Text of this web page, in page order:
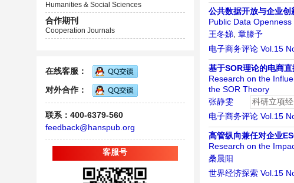
Humanities & Social Sciences
合作期刊
Cooperation Journals
在线客服：
对外合作：
联系：400-6379-560
feedback@hanspub.org
客服号
公共数据开放与企业
Public Data
王冬娣, 章滕予
电子商务评论 Vol.15
基于SOR理论的电商
Research on the
the SOR Theory
张静雯
科研立项
电子商务评论 Vol.15
高管纵向兼任对企业
Research on the
桑晨阳
世界经济探索 Vol.15